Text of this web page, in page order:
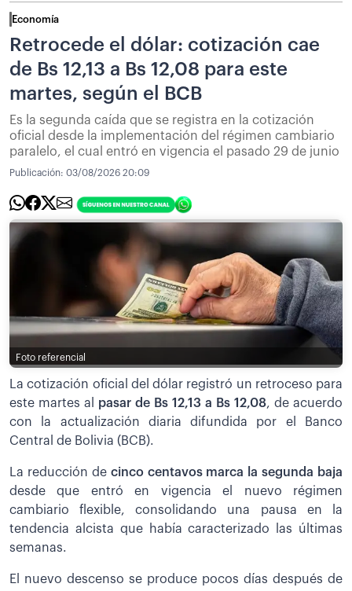
Economía
Retrocede el dólar: cotización cae
de Bs 12,13 a Bs 12,08 para este
martes, según el BCB
Es la segunda caída que se registra en la cotización
oficial desde la implementación del régimen cambiario
paralelo, el cual entró en vigencia el pasado 29 de junio
Publicación: 03/08/2026 20:09
Foto referencial
La cotización oficial del dólar registró un retroceso para
este martes al pasar de Bs 12,13 a Bs 12,08, de acuerdo
con la actualización diaria difundida por el Banco
Central de Bolivia (BCB).
La reducción de cinco centavos marca la segunda baja
desde que entró en vigencia el nuevo régimen
cambiario flexible, consolidando una pausa en la
tendencia alcista que había caracterizado las últimas
semanas.
El nuevo descenso se produce pocos días después de